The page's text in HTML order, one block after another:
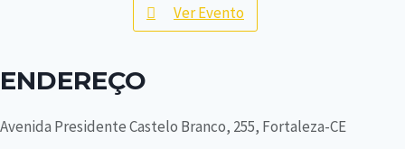
Ver Evento
ENDEREÇO
Avenida Presidente Castelo Branco, 255, Fortaleza-CE